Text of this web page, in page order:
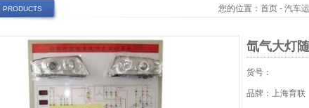
PRODUCTS 您的位置： 首页 - 汽车
氙气大灯
货号：
品牌：上海育联